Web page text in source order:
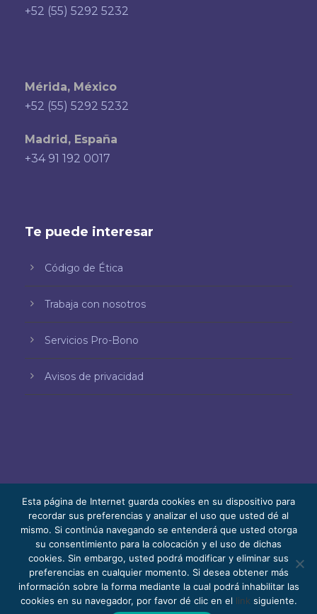
+52 (55) 5292 5232
Mérida, México
+52 (55) 5292 5232
Madrid, España
+34 91 192 0017
Te puede interesar
Código de Ética
Trabaja con nosotros
Servicios Pro-Bono
Avisos de privacidad
© 2026 Bello, Gallardo, Bonequi y García,
S.C.
Contenido traducido automáticamente. La
precisión puede variar según el idioma.
Pro Bono
Trabaja con nosotros Webmail
Esta página de Internet guarda cookies en su dispositivo para
recordar sus preferencias y analizar el uso que usted dé al
mismo. Si continúa navegando se entenderá que usted otorga
su consentimiento para la colocación y el uso de dichas
cookies. Sin embargo, usted podrá modificar y eliminar sus
preferencias en cualquier momento. Si desea obtener más
información sobre la forma mediante la cual podrá inhabilitar las
cookies en su navegador, por favor dé clic en el link siguiente.